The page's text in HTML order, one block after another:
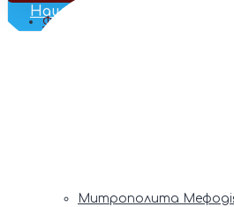
Наш Телеграм
Фонди пам’яті
Митрополита